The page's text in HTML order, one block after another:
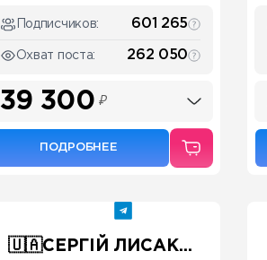
Подписчиков: 601 265
Охват поста: 262 050
39 300₽
ПОДРОБНЕЕ
🇺🇦СЕРГІЙ ЛИСАК...